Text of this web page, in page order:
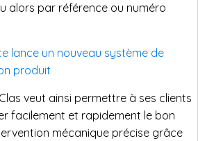
alors par référence ou numéro
lance un nouveau système de
produit
veut ainsi permettre à ses clients
facilement et rapidement le bon
mécanique précise grâce